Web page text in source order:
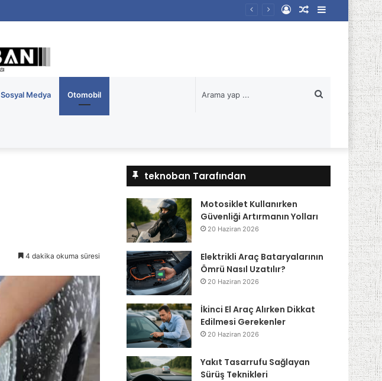
Kenar
Bölmesi
Rastgele
Kayıt
Sosyal Medya Otomobil
...
4 dakika okuma süresi
teknoban Tarafından
Motosiklet Kullanırken
Güvenliği Artırmanın Yolları
20 Haziran 2026
Elektrikli Araç Bataryalarının
Ömrü Nasıl Uzatılır?
20 Haziran 2026
İkinci El Araç Alırken Dikkat
Edilmesi Gerekenler
20 Haziran 2026
Yakıt Tasarrufu Sağlayan
Sürüş Teknikleri